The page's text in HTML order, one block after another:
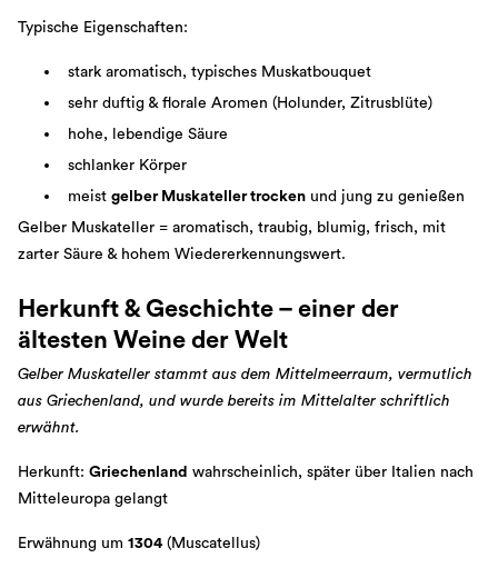
Typische Eigenschaften:
stark aromatisch, typisches Muskatbouquet
sehr duftig & florale Aromen (Holunder, Zitrusblüte)
hohe, lebendige Säure
schlanker Körper
meist gelber Muskateller trocken und jung zu genießen
Gelber Muskateller = aromatisch, traubig, blumig, frisch, mit
zarter Säure & hohem Wiedererkennungswert.
Herkunft & Geschichte – einer der
ältesten Weine der Welt
Gelber Muskateller stammt aus dem Mittelmeerraum, vermutlich
aus Griechenland, und wurde bereits im Mittelalter schriftlich
erwähnt.
Herkunft: Griechenland wahrscheinlich, später über Italien nach
Mitteleuropa gelangt
Erwähnung um 1304(Muscatellus)